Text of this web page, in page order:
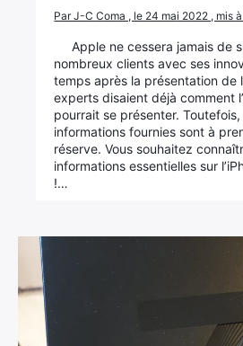
Par J-C Coma , le 24 mai 2022 , mis
Apple ne cessera jamais de
nombreux clients avec ses
temps après la présentation de
experts disaient déjà comment
pourrait se présenter.
informations fournies sont à
réserve. Vous souhaitez
informations essentielles sur
!…